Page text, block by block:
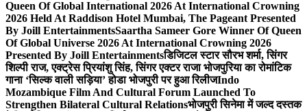
Queen Of Global International 2026 At International Crowning
2026 Held At Raddison Hotel Mumbai, The Pageant Presented
By Joill EntertainmentsSaartha Sameer Gore Winner Of Queen
Of Global Universe 2026 At International Crowning 2026
Presented By Joill Entertainmentsडिजिटल स्टार सौरभ शर्मा, सिंगर
शिल्पी राज, एक्ट्रेस प्रियांशु सिंह, सिंगर एक्टर राजा भोजपुरिया का रोमांटिक
गाना ‘सिल्क वाली सड़िया’ होडा भोजपुरी पर हुआ रिलीजIndo
Mozambique Film And Cultural Forum Launched To
Strengthen Bilateral Cultural Relationsभोजपुरी सिनेमा में जल्द दस्तक